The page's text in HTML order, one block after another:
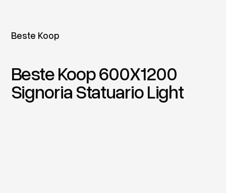
Beste Koop
Beste Koop 600X1200
Signoria Statuario Light